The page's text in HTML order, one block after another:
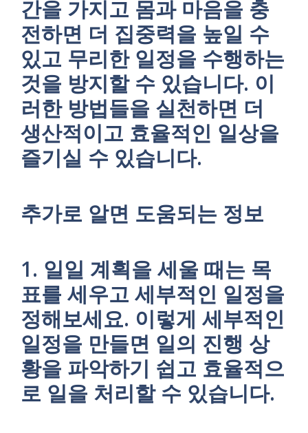
간을 가지고 몸과 마음을 충
전하면 더 집중력을 높일 수
있고 무리한 일정을 수행하는
것을 방지할 수 있습니다. 이
러한 방법들을 실천하면 더
생산적이고 효율적인 일상을
즐기실 수 있습니다.
추가로 알면 도움되는 정보
1. 일일 계획을 세울 때는 목
표를 세우고 세부적인 일정을
정해보세요. 이렇게 세부적인
일정을 만들면 일의 진행 상
황을 파악하기 쉽고 효율적으
로 일을 처리할 수 있습니다.